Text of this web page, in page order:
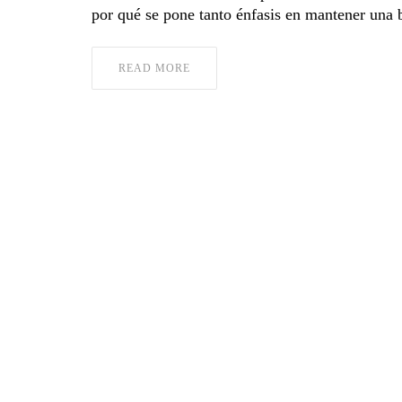
por qué se pone tanto énfasis en mantener una
READ MORE